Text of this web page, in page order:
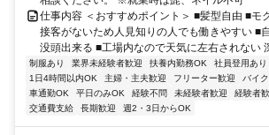
仕事内容 ＜おすすめポイント＞ ■髪型自由 ■モ
接客がないため人見知りの人でも働きやすい ■
没頭出来る ■工場内なので天気に左右されない
制服あり 業界未経験者歓迎 扶養内勤務OK 社員登用あり
1日4時間以内OK
主婦・主夫歓迎 フリーター歓迎 バイ
車通勤OK
平日のみOK 経験不問 未経験者歓迎 経験者
交通費支給
長期歓迎 週2・3日からOK